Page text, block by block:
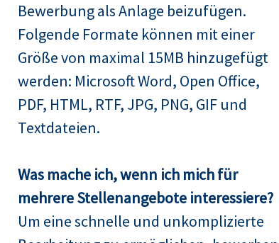
Bewerbung als Anlage beizufügen.
Folgende Formate können mit einer
Größe von maximal 15MB hinzugefügt
werden: Microsoft Word, Open Office,
PDF, HTML, RTF, JPG, PNG, GIF und
Textdateien.
Was mache ich, wenn ich mich für
mehrere Stellenangebote interessiere?
Um eine schnelle und unkomplizierte